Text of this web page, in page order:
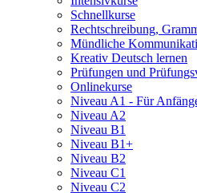
Schnellkurse
Rechtschreibung,
Mündliche
Kreativ Deutsch lernen
Prüfungen und
Onlinekurse
Niveau A1 - Für
Niveau A2
Niveau B1
Niveau B1+
Niveau B2
Niveau C1
Niveau C2